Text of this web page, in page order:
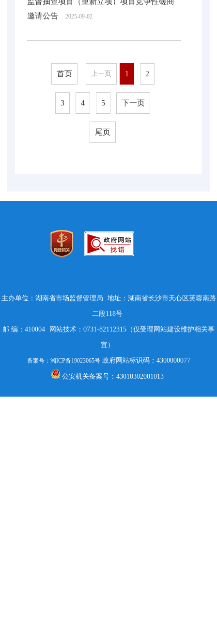
邀请公告
2025-09-02
首页 上一页 1 2
3 4 5 下一页
尾页
主办单位：湖南省市场监督管理局 地址：湖南省长沙市天心区芙蓉南路
二段118号
邮 编：410004 网站技术：0731-82112315（仅受理网站建设维护相关事
宜）
备案号：湘ICP备19023065号 政府网站标识码：4300000077
公安机关备案号：43010302001013